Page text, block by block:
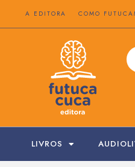
A EDITORA COMO
LIVROS